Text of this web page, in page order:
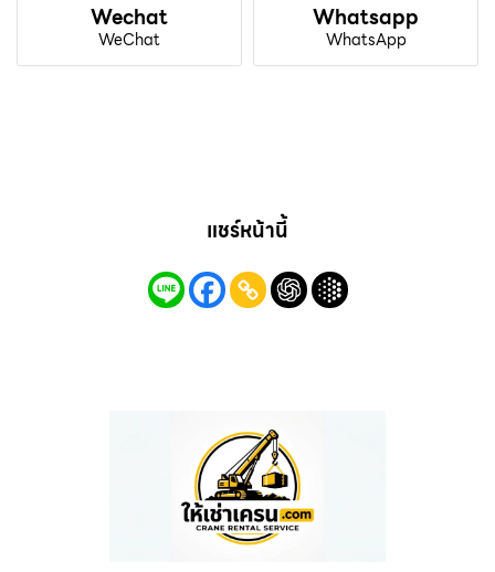
Wechat
WeChat
Whatsapp
WhatsApp
แชร์หน้านี้